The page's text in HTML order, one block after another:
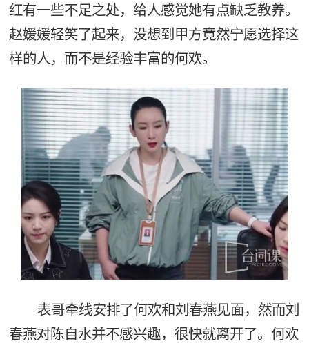
红有一些不足之处，给人感觉她有点缺乏教养。
赵媛媛轻笑了起来，没想到甲方竟然宁愿选择这
样的人，而不是经验丰富的何欢。
表哥牵线安排了何欢和刘春燕见面，然而刘
春燕对陈自水并不感兴趣，很快就离开了。何欢